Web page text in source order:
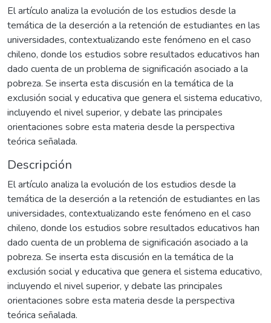
El artículo analiza la evolución de los estudios desde la
temática de la deserción a la retención de estudiantes en las
universidades, contextualizando este fenómeno en el caso
chileno, donde los estudios sobre resultados educativos han
dado cuenta de un problema de significación asociado a la
pobreza. Se inserta esta discusión en la temática de la
exclusión social y educativa que genera el sistema educativo,
incluyendo el nivel superior, y debate las principales
orientaciones sobre esta materia desde la perspectiva
teórica señalada.
Descripción
El artículo analiza la evolución de los estudios desde la
temática de la deserción a la retención de estudiantes en las
universidades, contextualizando este fenómeno en el caso
chileno, donde los estudios sobre resultados educativos han
dado cuenta de un problema de significación asociado a la
pobreza. Se inserta esta discusión en la temática de la
exclusión social y educativa que genera el sistema educativo,
incluyendo el nivel superior, y debate las principales
orientaciones sobre esta materia desde la perspectiva
teórica señalada.